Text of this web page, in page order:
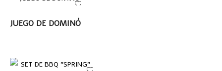
LEER MÁS
JUEGO DE DOMINÓ